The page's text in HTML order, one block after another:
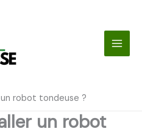
robot tondeuse ?
un robot